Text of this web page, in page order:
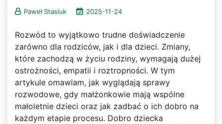
Paweł Stasiuk 2025-11-24
Rozwód to wyjątkowo trudne doświadczenie
zarówno dla rodziców, jak i dla dzieci. Zmiany,
które zachodzą w życiu rodziny, wymagają dużej
ostrożności, empatii i roztropności. W tym
artykule omawiam, jak wyglądają sprawy
rozwodowe, gdy małżonkowie mają wspólne
małoletnie dzieci oraz jak zadbać o ich dobro na
każdym etapie procesu. Dobro dziecka